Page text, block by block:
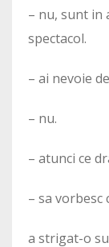
– nu, sunt in
spectacol.
– ai nevoie
– nu.
– atunci ce
– sa vorbesc
a strigat-o